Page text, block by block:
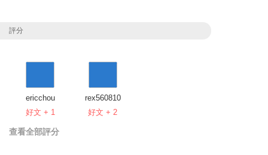
評分
ericchou
好文 + 1
rex560810
好文 + 2
查看全部評分